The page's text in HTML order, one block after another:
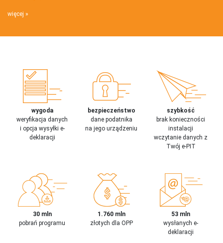
więcej
wygoda
weryfikacja danych
i opcja wysyłki e-
deklaracji
bezpieczeństwo
dane podatnika
na jego urządzeniu
szybkość
brak konieczności
instalacji
wczytanie danych z
Twój e-PIT
30 mln
pobrań programu
1.760 mln
złotych dla OPP
53 mln
wysłanych e-
deklaracji